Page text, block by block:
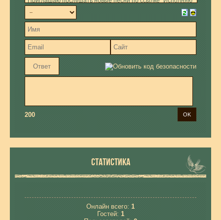
200
СТАТИСТИКА
Онлайн всего: 1
Гостей: 1